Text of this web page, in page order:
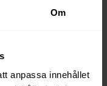
Om
anpassa innehållet